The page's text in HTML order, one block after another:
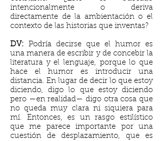
intencionalmente o deriva
directamente de la ambientación o el
contexto de las historias que inventas?
DV: Podría decirse que el humor es
una manera de escribir y de concebir la
literatura y el lenguaje, porque lo que
hace el humor es introducir una
distancia. En lugar de decir lo que estoy
diciendo, digo lo que estoy diciendo
pero —en realidad— digo otra cosa que
no queda muy clara ni siquiera para
mí. Entonces, es un rasgo estilístico
que me parece importante por una
cuestión de desplazamiento, que es